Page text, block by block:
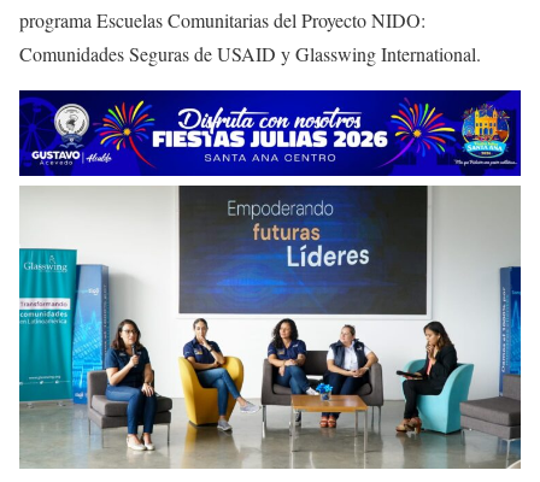
programa Escuelas Comunitarias del Proyecto NIDO:
Comunidades Seguras de USAID y Glasswing International.